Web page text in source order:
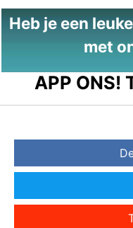
Heb je een
met
APP ONS!